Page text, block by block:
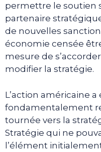
permettre le soutien
partenaire
de nouvelles
économie censée
mesure de
modifier la stratégie.
L’action américaine
fondamentalement
tournée vers la
Stratégie qui ne
l’élément